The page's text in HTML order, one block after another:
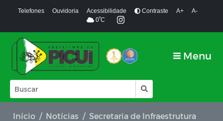
Telefones Ouvidoria Acessibilidade Contraste A+
A-
0ºC
Menu
Início Notícias
Secretaria de Infraestrutura